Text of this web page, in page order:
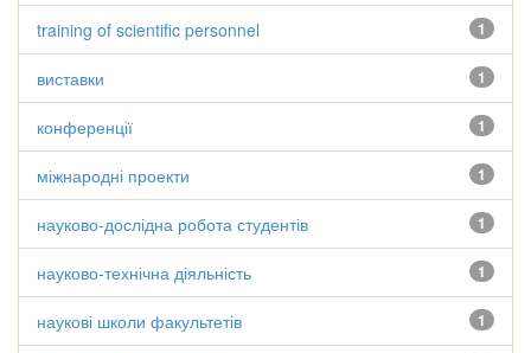
1
training of scientific personnel
1
виставки
1
конференції
1
міжнародні проекти
1
науково-дослідна робота студентів
1
науково-технічна діяльність
1
наукові школи факультетів